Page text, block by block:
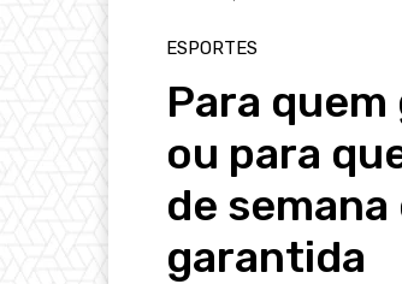
ESPORTES
Para
ou para
de
garantida